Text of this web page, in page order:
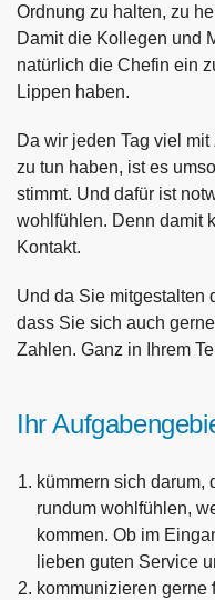
Ordnung zu halten, zu
Damit die Kollegen und
natürlich die Chefin ein
Lippen haben.
Da wir jeden Tag viel mit
zu tun haben, ist es
stimmt. Und dafür ist
wohlfühlen. Denn damit
Kontakt.
Und da Sie mitgestalten
dass Sie sich auch
Zahlen. Ganz in Ihrem
Ihr
kümmern sich darum,
rundum wohlfühlen,
kommen. Ob im
lieben guten Service
kommunizieren gerne